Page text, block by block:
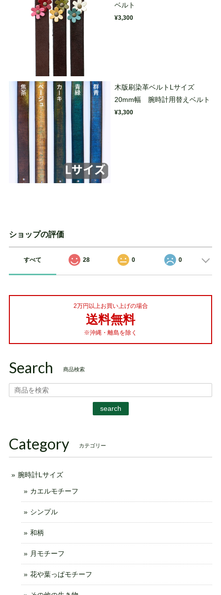
ベルト
¥3,300
木版刷染革ベルトLサイズ
20mm幅 腕時計用替えベルト
¥3,300
ショップの評価
すべて 28 0 0
2万円以上お買い上げの場合
送料無料
※沖縄・離島を除く
Search 商品検索
search
Category カテゴリー
腕時計Lサイズ
カエルモチーフ
シンプル
和柄
月モチーフ
花や葉っぱモチーフ